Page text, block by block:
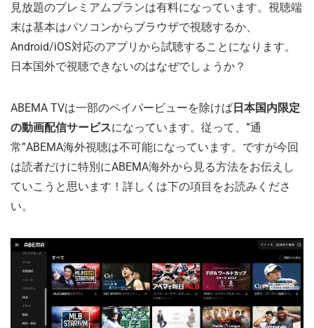
見放題のプレミアムプランは有料になっています。視聴端
末は基本はパソコンからブラウザで視聴するか、
Android/iOS対応のアプリから試聴することになります。
日本国外で視聴できないのはなぜでしょうか？
ABEMA TVは一部のペイパービューを除けば日本国内限定
の動画配信サービスになっています。従って、”通
常”ABEMA海外視聴は不可能になっています。ですが今回
は読者だけに特別にABEMA海外から見る方法をお伝えし
ていこうと思います！詳しくは下の項目をお読みくださ
い。